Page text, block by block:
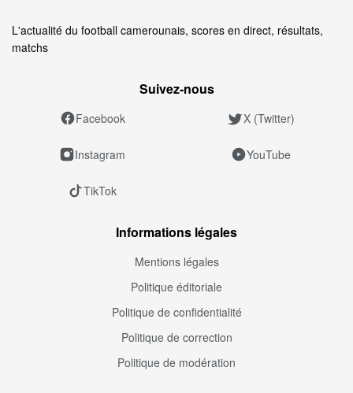
L'actualité du football camerounais, scores en direct, résultats,
matchs
Suivez‑nous
Facebook X (Twitter)
Instagram YouTube
TikTok
Informations légales
Mentions légales
Politique éditoriale
Politique de confidentialité
Politique de correction
Politique de modération